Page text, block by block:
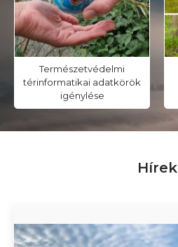
Természetvédelmi
térinformatikai adatkörök
igénylése
Hírek